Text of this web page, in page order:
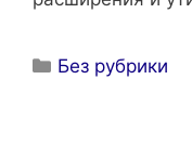
Рубрики
Без рубрики